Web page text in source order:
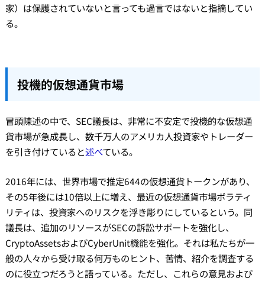
家）は保護されていないと言っても過言ではないと指摘してい
る。
投機的仮想通貨市場
冒頭陳述の中で、SEC議長は、非常に不安定で投機的な仮想通
貨市場が急成長し、数千万人のアメリカ人投資家やトレーダー
を引き付けていると述べている。
2016年には、世界市場で推定644の仮想通貨トークンがあり、
その5年後には10倍以上に増え、最近の仮想通貨市場ボラティ
リティは、投資家へのリスクを浮き彫りにしているという。同
議長は、追加のリソースがSECの訴訟サポートを強化し、
CryptoAssetsおよびCyberUnit機能を強化。それは私たちが一
般の人々から受け取る何万ものヒント、苦情、紹介を調査する
のに役立つだろうと語っている。ただし、これらの意見および